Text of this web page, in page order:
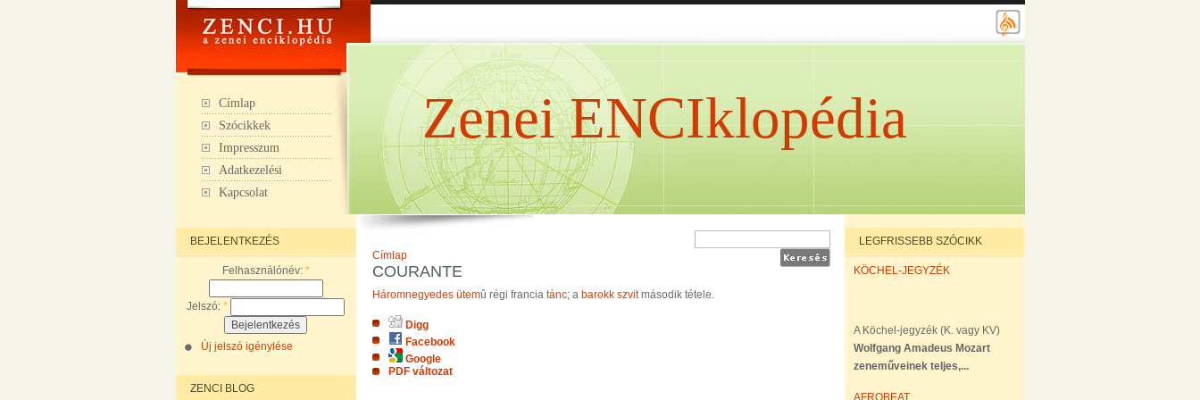
Címlap
Szócikkek
Impresszum
Adatkezelési
Kapcsolat
Zenei ENCIklopédia
BEJELENTKEZÉS
Felhasználónév: *
Jelszó: *
Új jelszó igénylése
ZENCI BLOG
Címlap
COURANTE
Háromnegyedes ütemû régi francia tánc;a barokk szvitmásodik tétele.
Digg
Facebook
Google
PDF változat
LEGFRISSEBB SZÓCIKK
KÖCHEL-JEGYZÉK
A Köchel-jegyzék (K. vagy KV)
Wolfgang Amadeus Mozart
zeneműveinek teljes,...
AFROBEAT